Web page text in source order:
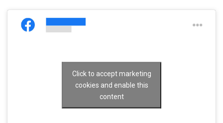
Click to accept marketing
cookies and enable this
content